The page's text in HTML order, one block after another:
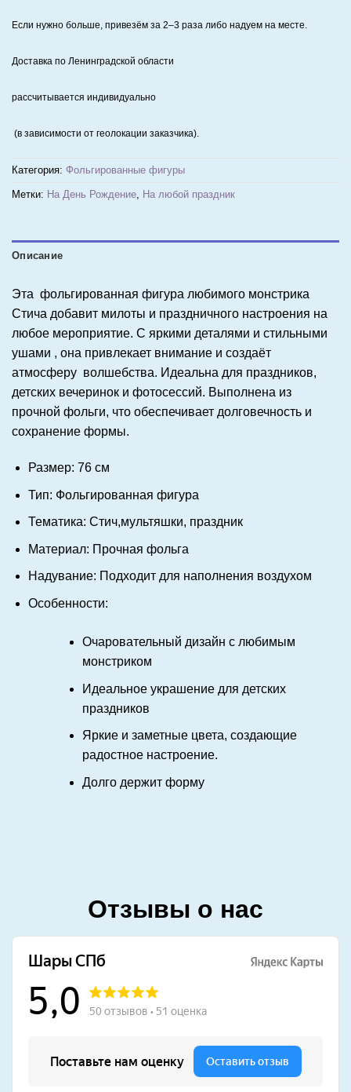
Если нужно больше, привезём за 2–3 раза либо надуем на месте.
Доставка по Ленинградской области
рассчитывается индивидуально
(в зависимости от геолокации заказчика).
Категория: Фольгированные фигуры
Метки: На День Рождение, На любой праздник
Описание
Эта фольгированная фигура любимого монстрика
Стича добавит милоты и праздничного настроения на
любое мероприятие. С яркими деталями и стильными
ушами , она привлекает внимание и создаёт
атмосферу волшебства. Идеальна для праздников,
детских вечеринок и фотосессий. Выполнена из
прочной фольги, что обеспечивает долговечность и
сохранение формы.
Размер: 76 см
Тип: Фольгированная фигура
Тематика: Стич,мультяшки, праздник
Материал: Прочная фольга
Надувание: Подходит для наполнения воздухом
Особенности:
Очаровательный дизайн с любимым
монстриком
Идеальное украшение для детских
праздников
Яркие и заметные цвета, создающие
радостное настроение.
Долго держит форму
Отзывы о нас